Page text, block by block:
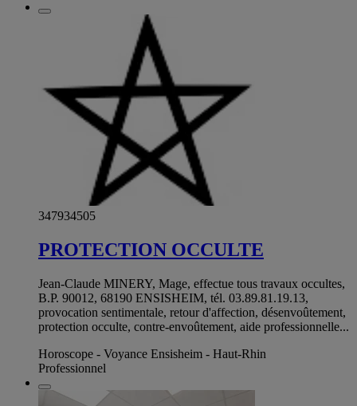
347934505
PROTECTION OCCULTE
Jean-Claude MINERY, Mage, effectue tous travaux occultes,
B.P. 90012, 68190 ENSISHEIM, tél. 03.89.81.19.13,
provocation sentimentale, retour d'affection, désenvoûtement,
protection occulte, contre-envoûtement, aide professionnelle...
Horoscope - Voyance Ensisheim - Haut-Rhin
Professionnel